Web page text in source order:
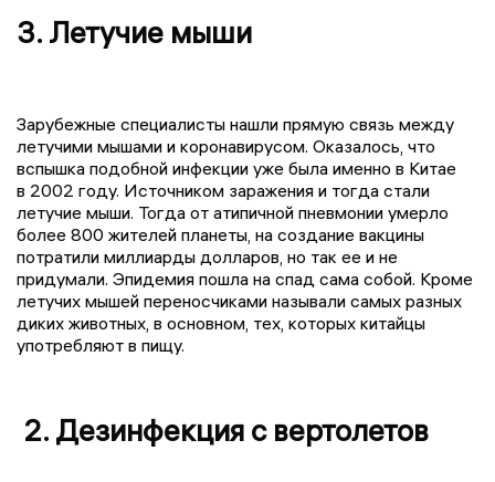
3. Летучие мыши
Зарубежные специалисты нашли прямую связь между
летучими мышами и коронавирусом. Оказалось, что
вспышка подобной инфекции уже была именно в Китае
в 2002 году. Источником заражения и тогда стали
летучие мыши. Тогда от атипичной пневмонии умерло
более 800 жителей планеты, на создание вакцины
потратили миллиарды долларов, но так ее и не
придумали. Эпидемия пошла на спад сама собой. Кроме
летучих мышей переносчиками называли самых разных
диких животных, в основном, тех, которых китайцы
употребляют в пищу.
2. Дезинфекция с вертолетов